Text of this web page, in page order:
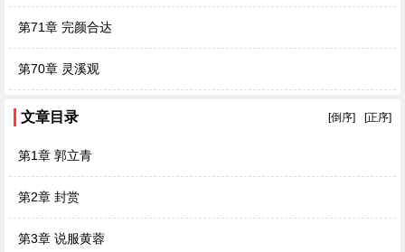
第71章 完颜合达
第70章 灵溪观
文章目录 [正序]
[倒序]
第1章 郭立青
第2章 封赏
第3章 说服黄蓉